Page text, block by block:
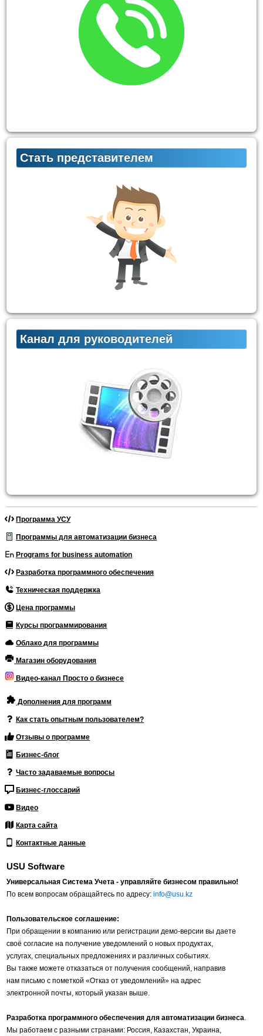
Стать представителем
Канал для руководителей
Программа УСУ
Программы для автоматизации бизнеса
Programs for business automation
Разработка программного обеспечения
Техническая поддержка
Цена программы
Курсы программирования
Облако для программы
Магазин оборудования
Видео-канал Просто о бизнесе
Дополнения для программ
Как стать опытным пользователем?
Отзывы о программе
Бизнес-блог
Часто задаваемые вопросы
Бизнес-глоссарий
Видео
Карта сайта
Контактные данные
USU Software
Универсальная Система Учета - управляйте бизнесом правильно!
По всем вопросам обращайтесь по адресу:info@usu.kz
Пользовательское соглашение:
При обращении в компанию или регистрации демо-версии вы даете
своё согласие на получение уведомлений о новых продуктах,
услугах, специальных предложениях и различных событиях.
Вы также можете отказаться от получения сообщений, направив
нам письмо с пометкой «Отказ от уведомлений» на адрес
электронной почты, который указан выше.
Разработка программного обеспечения для автоматизации бизнеса.
Мы работаем с разными странами: Россия, Казахстан, Украина,